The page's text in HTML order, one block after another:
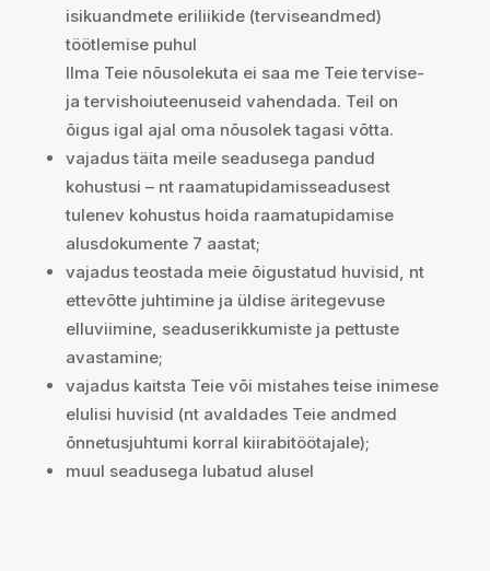
isikuandmete eriliikide (terviseandmed)
töötlemise puhul
Ilma Teie nõusolekuta ei saa me Teie tervise-
ja tervishoiuteenuseid vahendada. Teil on
õigus igal ajal oma nõusolek tagasi võtta.
vajadus täita meile seadusega pandud
kohustusi – nt raamatupidamisseadusest
tulenev kohustus hoida raamatupidamise
alusdokumente 7 aastat;
vajadus teostada meie õigustatud huvisid, nt
ettevõtte juhtimine ja üldise äritegevuse
elluviimine, seaduserikkumiste ja pettuste
avastamine;
vajadus kaitsta Teie või mistahes teise inimese
elulisi huvisid (nt avaldades Teie andmed
õnnetusjuhtumi korral kiirabitöötajale);
muul seadusega lubatud alusel